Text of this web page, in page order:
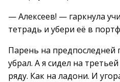
— Алексеев! — гаркнула
тетрадь и убери её в
Парень на предпоследней
убрал. А я сидел на
ряду. Как на ладони. И